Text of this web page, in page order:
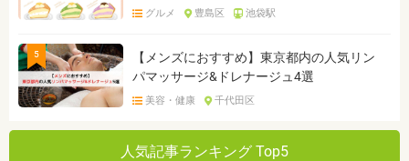
グルメ 豊島区 池袋駅
5
【メンズにおすすめ】東京都内の人気リン
パマッサージ&ドレナージュ4選
美容・健康 千代田区
人気記事ランキング Top5